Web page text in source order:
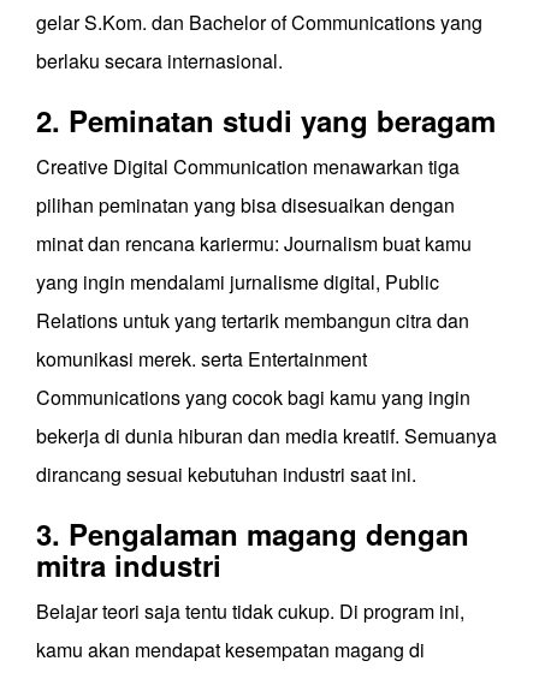
gelar S.Kom. dan Bachelor of Communications yang
berlaku secara internasional.
2. Peminatan studi yang beragam
Creative Digital Communication menawarkan tiga
pilihan peminatan yang bisa disesuaikan dengan
minat dan rencana kariermu: Journalism buat kamu
yang ingin mendalami jurnalisme digital, Public
Relations untuk yang tertarik membangun citra dan
komunikasi merek. serta Entertainment
Communications yang cocok bagi kamu yang ingin
bekerja di dunia hiburan dan media kreatif. Semuanya
dirancang sesuai kebutuhan industri saat ini.
3. Pengalaman magang dengan
mitra industri
Belajar teori saja tentu tidak cukup. Di program ini,
kamu akan mendapat kesempatan magang di